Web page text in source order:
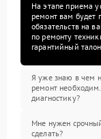
На этапе приема
ремонт вам будет
обязательств на
по ремонту
гарантийный
Я уже знаю в чем
ремонт
диагностику?
Мне нужен
сделать?